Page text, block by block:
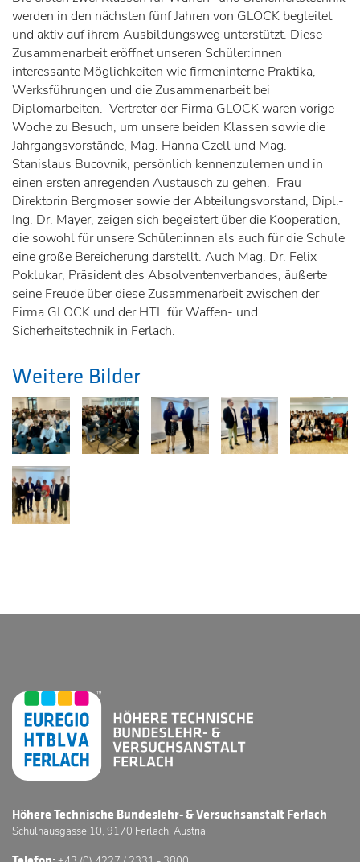
werden in den nächsten fünf Jahren von GLOCK begleitet
und aktiv auf ihrem Ausbildungsweg unterstützt. Diese
Zusammenarbeit eröffnet unseren Schüler:innen
interessante Möglichkeiten wie firmeninterne Praktika,
Werksführungen und die Zusammenarbeit bei
Diplomarbeiten. Vertreter der Firma GLOCK waren vorige
Woche zu Besuch, um unsere beiden Klassen sowie die
Jahrgangsvorstände, Mag. Hanna Czell und Mag.
Stanislaus Bucovnik, persönlich kennenzulernen und in
einen ersten anregenden Austausch zu gehen. Frau
Direktorin Bergmoser sowie der Abteilungsvorstand, Dipl.-
Ing. Dr. Mayer, zeigen sich begeistert über die Kooperation,
die sowohl für unsere Schüler:innen als auch für die Schule
eine große Bereicherung darstellt. Auch Mag. Dr. Felix
Poklukar, Präsident des Absolventenverbandes, äußerte
seine Freude über diese Zusammenarbeit zwischen der
Firma GLOCK und der HTL für Waffen- und
Sicherheitstechnik in Ferlach.
Weitere Bilder
Höhere Technische Bundeslehr- & Versuchsanstalt Ferlach
Schulhausgasse 10, 9170 Ferlach, Austria